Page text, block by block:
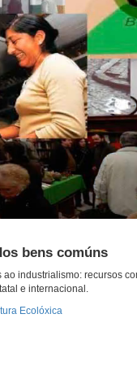
bens comúns
industrialismo: recursos
e internacional.
Ecolóxica